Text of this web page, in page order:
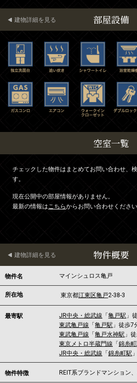
部屋設備
建物詳細を見る
空室一覧
チェックした物件はまとめてお問い合わせ、
す。
現在公開中の部屋情報がありません。
最新の情報はこちらからお問い合わせください
物件概要
建物詳細を見る
物件名 マインシュロス亀戸
所在地 東京都江東区亀戸2-38-3
最寄駅 JR中央・総武線 「亀戸駅 」
東武亀戸線 「亀戸駅 」徒歩7
東武亀戸線 「亀戸水神駅 」
東京メトロ半蔵門線 「錦糸
JR中央・総武線 「錦糸町駅
物件特徴 REIT系ブランドマンション